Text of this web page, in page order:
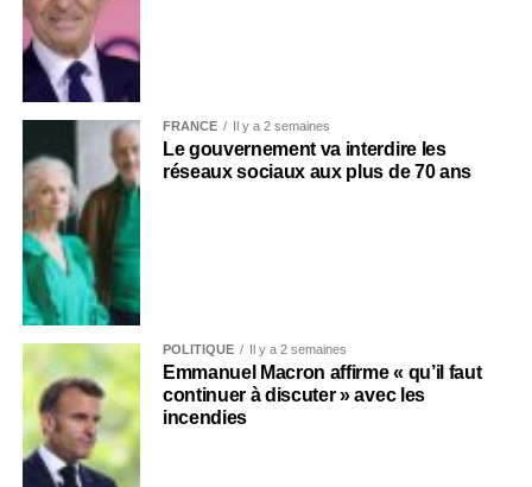
FRANCE Il y a 2 semaines
Le gouvernement va interdire les
réseaux sociaux aux plus de 70 ans
POLITIQUE Il y a 2 semaines
Emmanuel Macron affirme « qu’il faut
continuer à discuter » avec les
incendies